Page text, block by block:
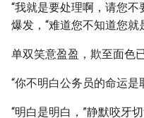
“我就是要处理啊，请您
爆发，“难道您不知道您
单双笑意盈盈，欺至面色
“你不明白公务员的命运是
“明白是明白，”静默咬牙